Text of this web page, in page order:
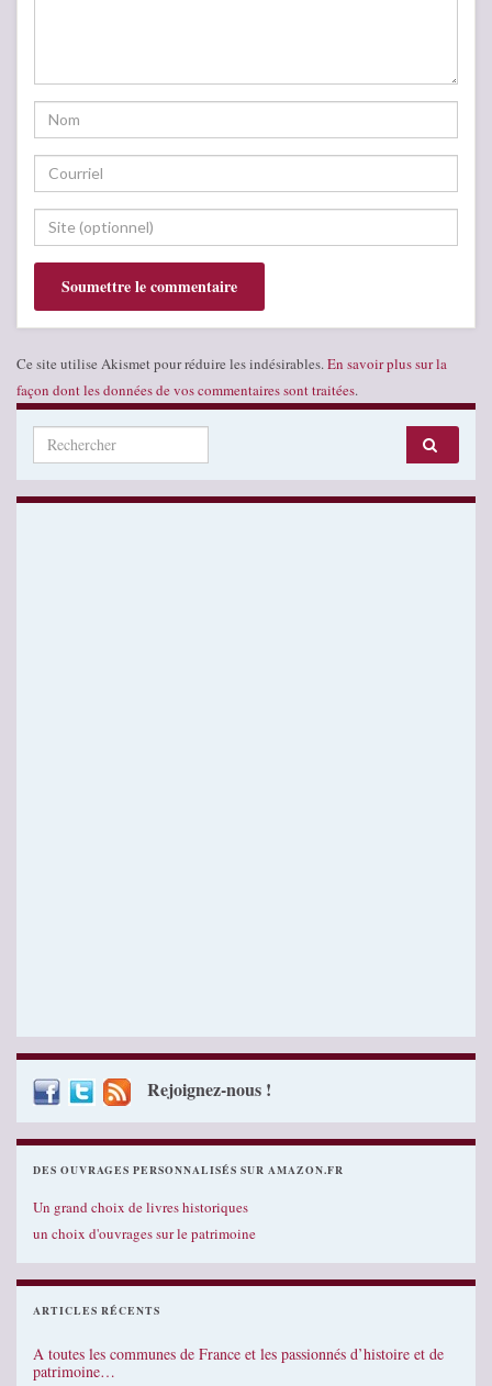
Ce site utilise Akismet pour réduire les indésirables. En savoir plus sur la
façon dont les données de vos commentaires sont traitées.
Search for:
Rejoignez-nous !
DES OUVRAGES PERSONNALISÉS SUR AMAZON.FR
Un grand choix de livres historiques
un choix d'ouvrages sur le patrimoine
ARTICLES RÉCENTS
A toutes les communes de France et les passionnés d’histoire et de
patrimoine…